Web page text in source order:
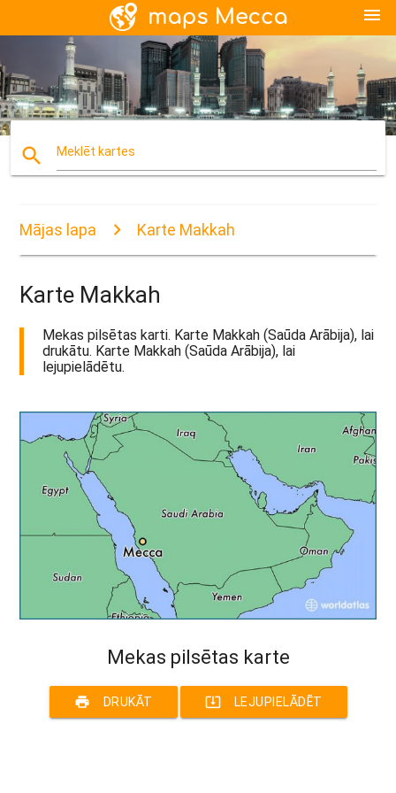
menu
search Meklēt kartes
Mājas lapa Karte Makkah
Karte Makkah
Mekas pilsētas karti. Karte Makkah (Saūda Arābija), lai
drukātu. Karte Makkah (Saūda Arābija), lai
lejupielādētu.
Mekas pilsētas karte
print DRUKĀT system_update_alt LEJUPIELĀDĒT